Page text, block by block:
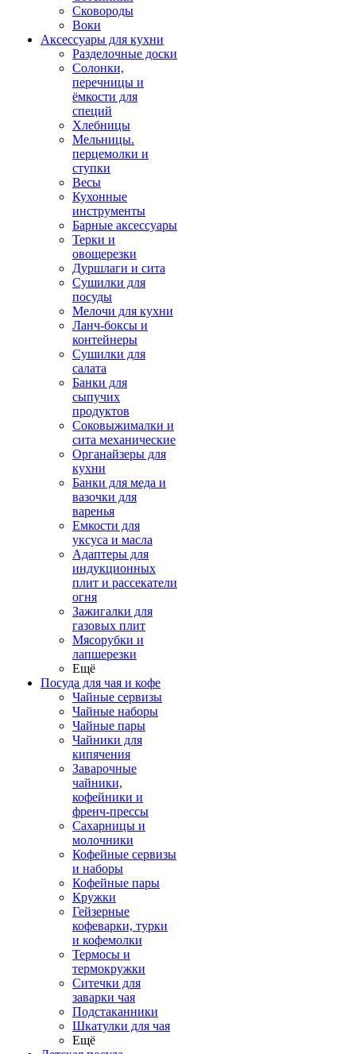
Сковороды
Воки
Аксессуары для кухни
Разделочные доски
Солонки,
перечницы и
ёмкости для
специй
Хлебницы
Мельницы.
перцемолки и
ступки
Весы
Кухонные
инструменты
Барные аксессуары
Терки и
овощерезки
Дуршлаги и сита
Сушилки для
посуды
Мелочи для кухни
Ланч-боксы и
контейнеры
Сушилки для
салата
Банки для
сыпучих
продуктов
Соковыжималки и
сита механические
Органайзеры для
кухни
Банки для меда и
вазочки для
варенья
Емкости для
уксуса и масла
Адаптеры для
индукционных
плит и рассекатели
огня
Зажигалки для
газовых плит
Мясорубки и
лапшерезки
Ещё
Посуда для чая и кофе
Чайные сервизы
Чайные наборы
Чайные пары
Чайники для
кипячения
Заварочные
чайники,
кофейники и
френч-прессы
Сахарницы и
молочники
Кофейные сервизы
и наборы
Кофейные пары
Кружки
Гейзерные
кофеварки, турки
и кофемолки
Термосы и
термокружки
Ситечки для
заварки чая
Подстаканники
Шкатулки для чая
Ещё